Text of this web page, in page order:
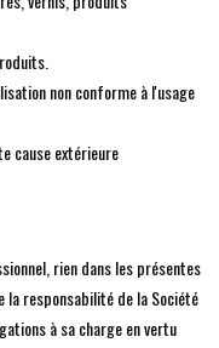
non conforme à l'usage
cause extérieure
rien dans les présentes
la responsabilité de la Société
à sa charge en vertu